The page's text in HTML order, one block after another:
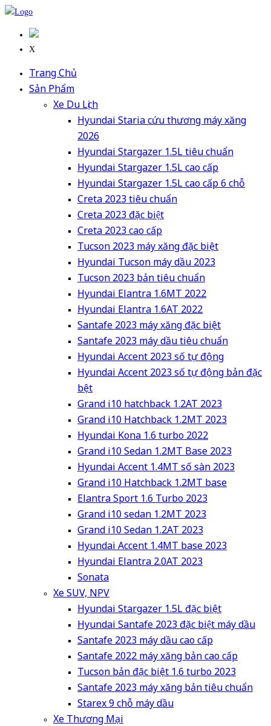
X
Trang Chủ
Sản Phẩm
Xe Du Lịch
Hyundai Staria cứu thương máy xăng
2026
Hyundai Stargazer 1.5L tiêu chuẩn
Hyundai Stargazer 1.5L cao cấp
Hyundai Stargazer 1.5L cao cấp 6 chỗ
Creta 2023 tiêu chuẩn
Creta 2023 đặc biệt
Creta 2023 cao cấp
Tucson 2023 máy xăng đặc biệt
Hyundai Tucson máy dầu 2023
Tucson 2023 bản tiêu chuẩn
Hyundai Elantra 1.6MT 2022
Hyundai Elantra 1.6AT 2022
Santafe 2023 máy xăng đặc biệt
Santafe 2023 máy dầu tiêu chuẩn
Hyundai Accent 2023 số tự động
Hyundai Accent 2023 số tự động bản đặc
bệt
Grand i10 hatchback 1.2AT 2023
Grand i10 Hatchback 1.2MT 2023
Hyundai Kona 1.6 turbo 2022
Grand i10 Sedan 1.2MT Base 2023
Hyundai Accent 1.4MT số sàn 2023
Grand i10 Hatchback 1.2MT base
Elantra Sport 1.6 Turbo 2023
Grand i10 sedan 1.2MT 2023
Grand i10 Sedan 1.2AT 2023
Hyundai Accent 1.4MT base 2023
Hyundai Elantra 2.0AT 2023
Sonata
Xe SUV, NPV
Hyundai Stargazer 1.5L đặc biệt
Hyundai Santafe 2023 đặc biệt máy dầu
Santafe 2023 máy dầu cao cấp
Santafe 2022 máy xăng bản cao cấp
Tucson bản đặc biệt 1.6 turbo 2023
Santafe 2023 máy xăng bản tiêu chuẩn
Starex 9 chỗ máy dầu
Xe Thương Mại